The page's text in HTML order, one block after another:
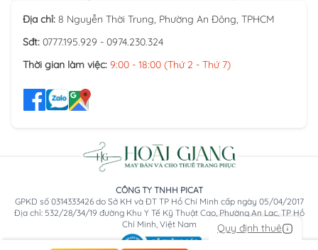
Quy định thuê
Địa chỉ: 8 Nguyễn Thời Trung, Phường An Đông, TPHCM
Sđt: 0777.195.929 - 0974.230.324
Thời gian làm việc: 9:00 - 18:00 (Thứ 2 - Thứ 7)
CÔNG TY TNHH PICAT
GPKD số 0314333426 do Sở KH và ĐT TP Hồ Chí Minh cấp ngày 05/04/2017
Địa chỉ: 532/28/34/19 đường Khu Y Tế Kỹ Thuật Cao, Phường An Lạc, TP Hồ
Chí Minh, Việt Nam